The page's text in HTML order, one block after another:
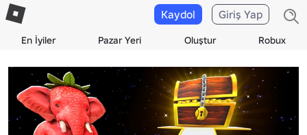
En İyiler Pazar Yeri Oluştur Robux
Kaydol Giriş Yap